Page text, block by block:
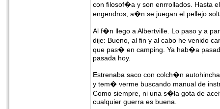
con filosof�a y son enrrollados. Hasta
engendros, a�n se juegan el pellejo
Al f�n llego a Albertville. Lo paso y a
dije: Bueno, al fin y al cabo he venido
que pas� en camping. Ya hab�a
pasada hoy.
Estrenaba saco con colch�n
y tem� verme buscando manual de
Como siempre, ni una s�la gota de
cualquier guerra es buena.